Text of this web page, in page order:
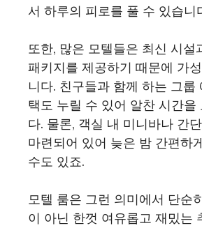
서 하루의 피로를 풀 수 있습니
또한, 많은 모텔들은 최신 시설
패키지를 제공하기 때문에 가
니다. 친구들과 함께 하는 그룹
택도 누릴 수 있어 알찬 시간을
다. 물론, 객실 내 미니바나 간
마련되어 있어 늦은 밤 간편하
수도 있죠.
모텔 룸은 그런 의미에서 단순
이 아닌 한껏 여유롭고 재밌는